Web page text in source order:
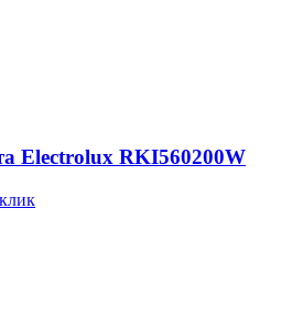
Electrolux RKI560200W